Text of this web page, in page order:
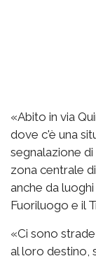
«Abito in via
dove c'è una
segnalazione
zona centrale
anche da
Fuoriluogo e il
«Ci sono
al loro destino,